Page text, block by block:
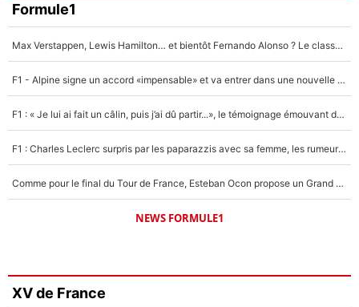
Formule1
Max Verstappen, Lewis Hamilton… et bientôt Fernando Alonso ? Le classement des pilotes les mieux payés en Formule 1 risque de changer !
F1 - Alpine signe un accord «impensable» et va entrer dans une nouvelle dimension : Grande nouvelle pour Pierre Gasly !
F1 : « Je lui ai fait un câlin, puis j’ai dû partir...», le témoignage émouvant de Max Verstappen sur sa fille
F1 : Charles Leclerc surpris par les paparazzis avec sa femme, les rumeurs étaient vraies !
Comme pour le final du Tour de France, Esteban Ocon propose un Grand Prix de Formule 1 à Paris : «Autour de l’Arc de Triomphe, ce serait génial» !
NEWS FORMULE1
XV de France